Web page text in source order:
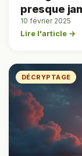
presque
10 février 2025
Lire l'article →
DÉCRYPTAGE